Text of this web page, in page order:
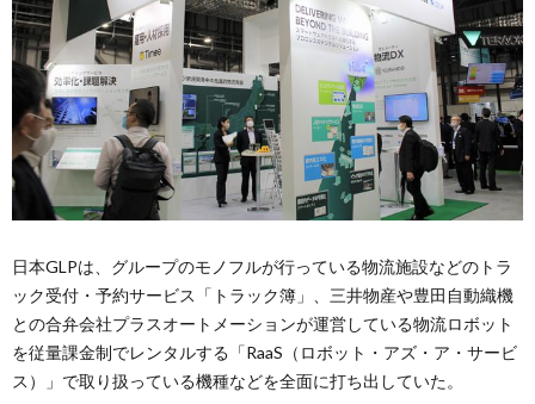
日本GLPは、グループのモノフルが行っている物流施設などのトラ
ック受付・予約サービス「トラック簿」、三井物産や豊田自動織機
との合弁会社プラスオートメーションが運営している物流ロボット
を従量課金制でレンタルする「RaaS（ロボット・アズ・ア・サービ
ス）」で取り扱っている機種などを全面に打ち出していた。